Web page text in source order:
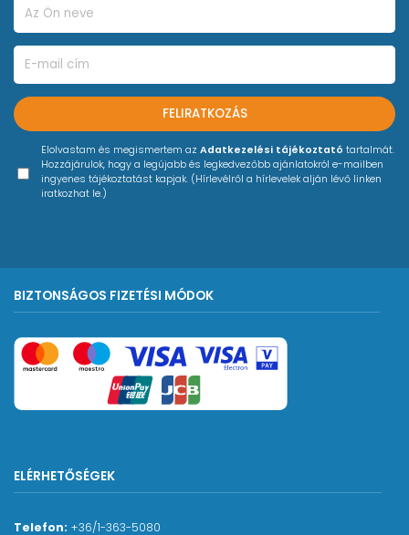
FELIRATKOZÁS
Elolvastam és megismertem az Adatkezelési tájékoztató tartalmát.
Hozzájárulok, hogy a legújabb és legkedvezőbb ajánlatokról e-mailben
ingyenes tájékoztatást kapjak. (Hírlevélről a hírlevelek alján lévő linken
iratkozhat le.)
BIZTONSÁGOS FIZETÉSI MÓDOK
ELÉRHETŐSÉGEK
Telefon: +36/1-363-5080